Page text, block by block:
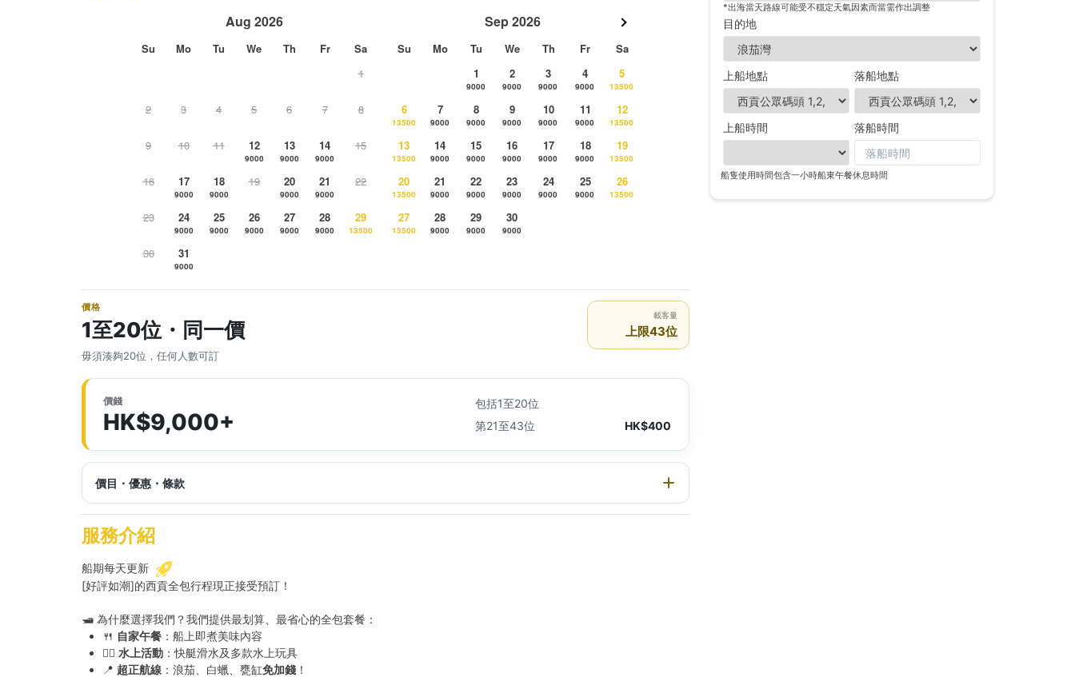
Aug 2026
Su Mo Tu We Th Fr
Sa
1
2 3 4 5 6 7 8
9 10 11 12
9000
13
9000
14
9000
15
16 17
9000
18
9000
19 20
9000
21
9000
22
23 24
9000
25
9000
26
9000
27
9000
28
9000
29
13500
30 31
9000
Sep 2026
Su Mo Tu We Th Fr
Sa
1
9000
2
9000
3
9000
4
9000
5
13500
6
13500
7
9000
8
9000
9
9000
10
9000
11
9000
12
13500
13
13500
14
9000
15
9000
16
9000
17
9000
18
9000
19
13500
20
13500
21
9000
22
9000
23
9000
24
9000
25
9000
26
13500
27
13500
28
9000
29
9000
30
9000
價格
1至20位・同一價
毋須湊夠20位，任何人數可訂
載客量
上限43位
價錢
HK$9,000+
包括1至20位
第21至43位
HK$400
價目・優惠・條款
服務介紹
船期每天更新
[好評如潮]的西貢全包行程現正接受預訂！
🛥️ 為什麼選擇我們？我們提供最划算、最省心的全包套餐：
🍴 自家午餐 ：船上即煮美味內容
🏄‍♂️ 水上活動 ：快艇滑水及多款水上玩具
📍 超正航線 ：浪茄、白蠟、甕缸免加錢 ！
*出海當天路線可能受不穩定天氣因素而當需作出調整
目的地
上船地點 落船地點
上船時間 落船時間
船隻使用時間包含一小時船東午餐休息時間